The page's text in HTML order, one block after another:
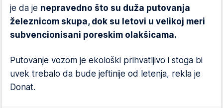
je da je nepravedno što su duža putovanja
železnicom skupa, dok su letovi u velikoj meri
subvencionisani poreskim olakšicama.
Putovanje vozom je ekološki prihvatljivo i stoga bi
uvek trebalo da bude jeftinije od letenja, rekla je
Donat.